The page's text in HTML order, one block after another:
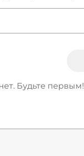
Будьте первым!